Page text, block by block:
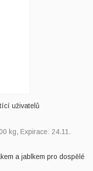
uživatelů
kg, Expirace: 24.11.
a jablkem pro dospělé